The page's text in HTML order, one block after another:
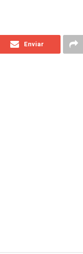
Enviar